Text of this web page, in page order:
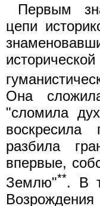
Первым
цепи
Она
"сломила
воскресила
разбила
впервые,
Землю"**. В
Возрождения